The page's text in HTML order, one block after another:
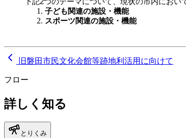
子ども関連の施設・機能
スポーツ関連の施設・機能
旧磐田市民文化会館等跡地利活用に向けて
フロー
詳しく知る
とりくみ